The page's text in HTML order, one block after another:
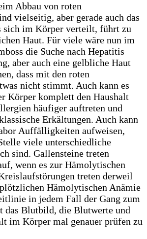
Abbau von roten
vielseitig, aber gerade auch das
sich im Körper verteilt, führt zu
Haut. Für viele wäre nun im
die Suche nach Hepatitis
aber auch eine gelbliche Haut
dass mit den roten
nicht stimmt. Auch kann es
Körper komplett den Haushalt
häufiger auftreten und
Erkältungen. Auch kann
Auffälligkeiten aufweisen,
viele unterschiedliche
sind. Gallensteine treten
wenn es zur Hämolytischen
treten derweil
Hämolytischen Anämie
in jedem Fall der Gang zum
das Blutbild, die Blutwerte und
im Körper mal genauer prüfen zu